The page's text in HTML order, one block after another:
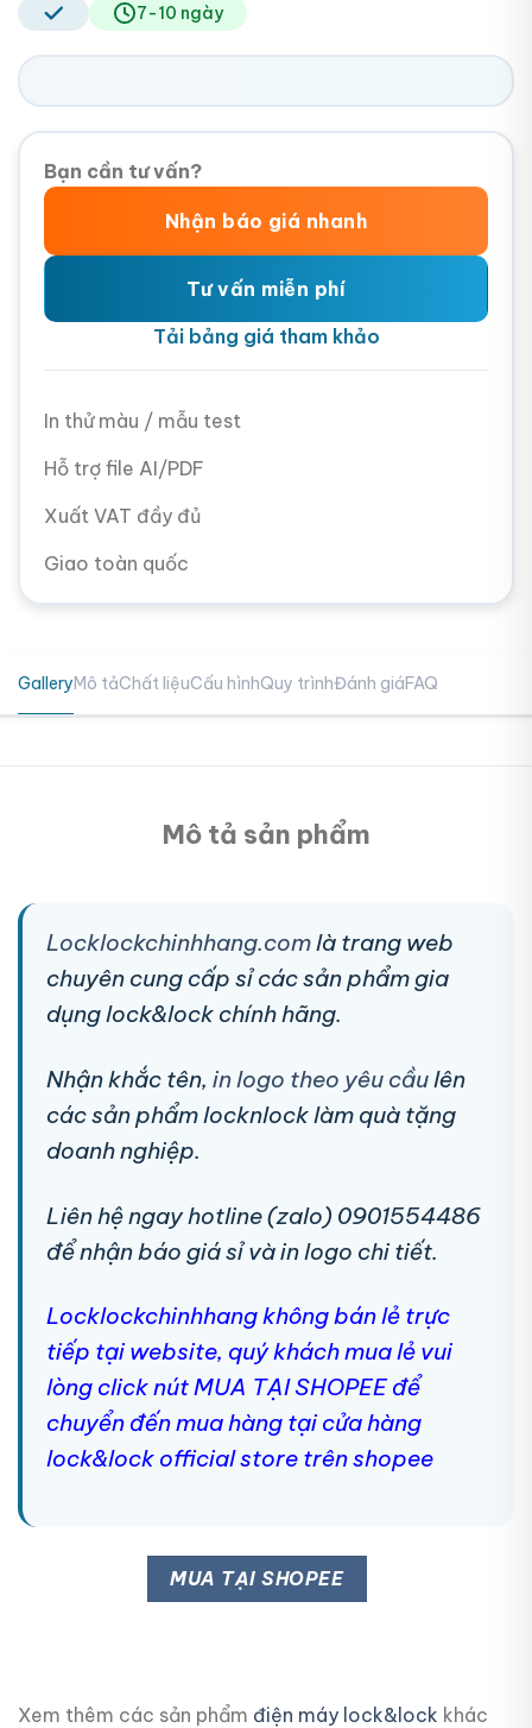
7-10 ngày
Bạn cần tư vấn?
Nhận báo giá nhanh
Tư vấn miễn phí
Tải bảng giá tham khảo
In thử màu / mẫu test
Hỗ trợ file AI/PDF
Xuất VAT đầy đủ
Giao toàn quốc
GalleryMô tảChất liệuCấu hìnhQuy trìnhĐánh giáFAQ
Mô tả sản phẩm
Locklockchinhhang.com là trang web
chuyên cung cấp sỉ các sản phẩm gia
dụng lock&lock chính hãng.
Nhận khắc tên, in logo theo yêu cầu lên
các sản phẩm locknlock làm quà tặng
doanh nghiệp.
Liên hệ ngay hotline (zalo) 0901554486
để nhận báo giá sỉ và in logo chi tiết.
Locklockchinhhang không bán lẻ trực
tiếp tại website, quý khách mua lẻ vui
lòng click nút MUA TẠI SHOPEE để
chuyển đến mua hàng tại cửa hàng
lock&lock official store trên shopee
MUA TẠI SHOPEE
Xem thêm các sản phẩm điện máy lock&lock khác